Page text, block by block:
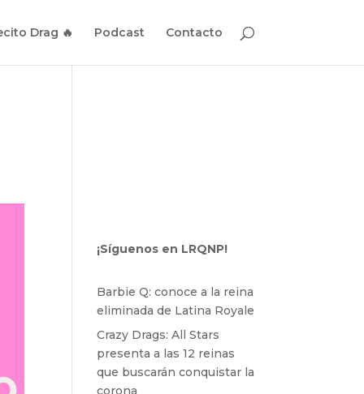
Drag 🔥 Podcast Contacto
¡Síguenos en LRQNP!
Barbie Q: conoce a la reina
eliminada de Latina Royale
Crazy Drags: All Stars
presenta a las 12 reinas
que buscarán conquistar la
corona